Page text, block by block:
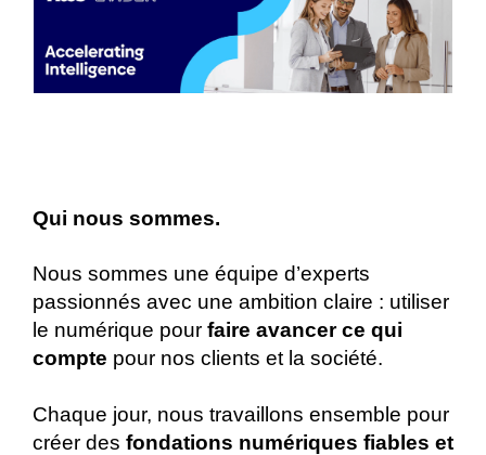
Qui nous sommes.
Nous sommes une équipe d’experts
passionnés avec une ambition claire : utiliser
le numérique pour faire avancer ce qui
compte pour nos clients et la société.
Chaque jour, nous travaillons ensemble pour
créer des fondations numériques fiables et